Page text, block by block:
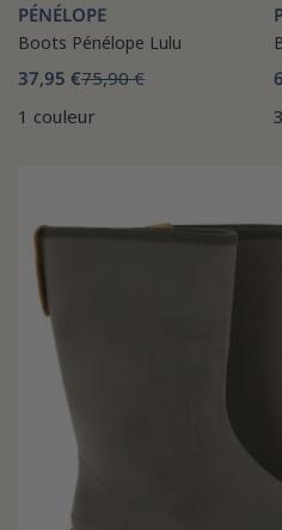
PÉNÉLOPE
Boots Pénélope Lulu
37,95 €75,90 €
1 couleur